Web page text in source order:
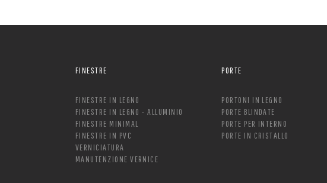
FINESTRE
FINESTRE IN LEGNO
FINESTRE IN LEGNO - ALLUMINIO
FINESTRE MINIMAL
FINESTRE IN PVC
VERNICIATURA
MANUTENZIONE VERNICE
PORTE
PORTONI IN LEGNO
PORTE BLINDATE
PORTE PER INTERNO
PORTE IN CRISTALLO